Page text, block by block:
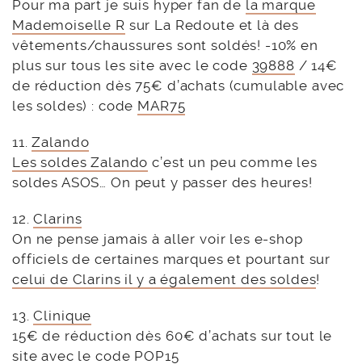
Pour ma part je suis hyper fan de la marque
Mademoiselle R sur La Redoute et là des
vêtements/chaussures sont soldés! -10% en
plus sur tous les site avec le code 39888 / 14€
de réduction dès 75€ d’achats (cumulable avec
les soldes) : code MAR75
11.Zalando
Les soldes Zalando c’est un peu comme les
soldes ASOS… On peut y passer des heures!
12.Clarins
On ne pense jamais à aller voir les e-shop
officiels de certaines marques et pourtant sur
celui de Clarins il y a également des soldes!
13.Clinique
15€ de réduction dès 60€ d’achats sur tout le
site avec le code POP15